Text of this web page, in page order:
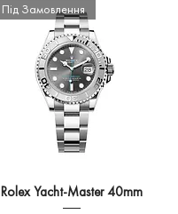
Під Замовлення
Rolex Yacht-Master 40mm